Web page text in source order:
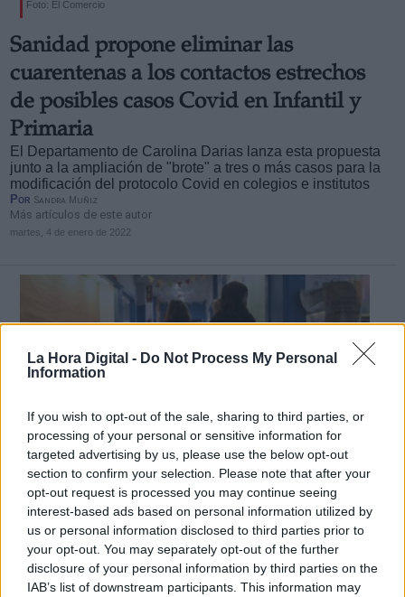
La Hora Digital - Do Not Process My Personal
Information
If you wish to opt-out of the sale, sharing to third parties, or
processing of your personal or sensitive information for
targeted advertising by us, please use the below opt-out
section to confirm your selection. Please note that after your
opt-out request is processed you may continue seeing
interest-based ads based on personal information utilized by
us or personal information disclosed to third parties prior to
your opt-out. You may separately opt-out of the further
disclosure of your personal information by third parties on the
IAB’s list of downstream participants. This information may
Foto: El Comercio
Sanidad propone eliminar las
cuarentenas a los contactos estrechos
de posibles casos Covid en Infantil y
Primaria
El Departamento de Carolina Darias lanza esta propuesta
junto a la ampliación de "brote" a tres o más casos para la
modificación del protocolo Covid en colegios e institutos
Por Sandra Muñiz
Más artículos de este autor
martes, 4 de enero de 2022
Niños en el hall del Colegio Privado Alameda de Osuna en el primer día del
curso escolar 2020-2021, en Madrid. Foto: Europa Press
Más de 8 millones de alumnos
regresan este lunes a las aulas con